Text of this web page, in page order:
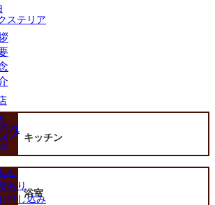
ステリア
れ
せ
もり
申し込み
キッチン
浴室